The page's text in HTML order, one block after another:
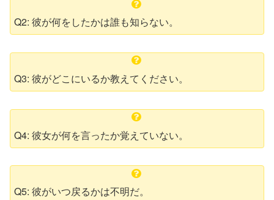
Q2: 彼が何をしたかは誰も知らない。
Q3: 彼がどこにいるか教えてください。
Q4: 彼女が何を言ったか覚えていない。
Q5: 彼がいつ戻るかは不明だ。